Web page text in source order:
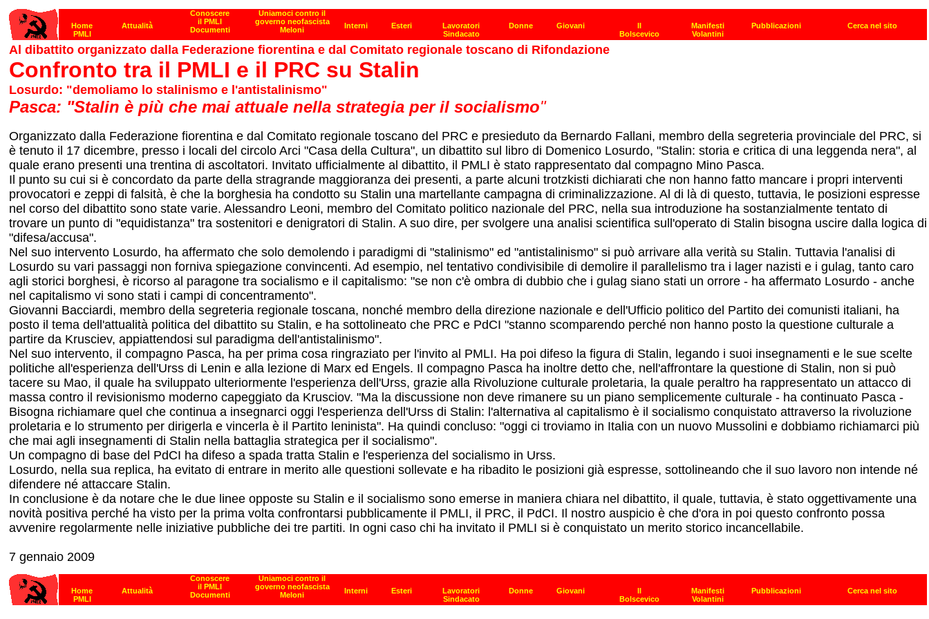
Al dibattito organizzato dalla Federazione fiorentina e dal Comitato regionale toscano di Rifondazione
Confronto tra il PMLI e il PRC su Stalin
Losurdo: "demoliamo lo stalinismo e l'antistalinismo"
Pasca: "Stalin è più che mai attuale nella strategia per il socialismo"
Organizzato dalla Federazione fiorentina e dal Comitato regionale toscano del PRC e presieduto da Bernardo Fallani, membro della segreteria provinciale del PRC, si
è tenuto il 17 dicembre, presso i locali del circolo Arci "Casa della Cultura", un dibattito sul libro di Domenico Losurdo, "Stalin: storia e critica di una leggenda nera", al
quale erano presenti una trentina di ascoltatori. Invitato ufficialmente al dibattito, il PMLI è stato rappresentato dal compagno Mino Pasca.
Il punto su cui si è concordato da parte della stragrande maggioranza dei presenti, a parte alcuni trotzkisti dichiarati che non hanno fatto mancare i propri interventi
provocatori e zeppi di falsità, è che la borghesia ha condotto su Stalin una martellante campagna di criminalizzazione. Al di là di questo, tuttavia, le posizioni espresse
nel corso del dibattito sono state varie. Alessandro Leoni, membro del Comitato politico nazionale del PRC, nella sua introduzione ha sostanzialmente tentato di
trovare un punto di "equidistanza" tra sostenitori e denigratori di Stalin. A suo dire, per svolgere una analisi scientifica sull'operato di Stalin bisogna uscire dalla logica di
"difesa/accusa".
Nel suo intervento Losurdo, ha affermato che solo demolendo i paradigmi di "stalinismo" ed "antistalinismo" si può arrivare alla verità su Stalin. Tuttavia l'analisi di
Losurdo su vari passaggi non forniva spiegazione convincenti. Ad esempio, nel tentativo condivisibile di demolire il parallelismo tra i lager nazisti e i gulag, tanto caro
agli storici borghesi, è ricorso al paragone tra socialismo e il capitalismo: "se non c'è ombra di dubbio che i gulag siano stati un orrore - ha affermato Losurdo - anche
nel capitalismo vi sono stati i campi di concentramento".
Giovanni Bacciardi, membro della segreteria regionale toscana, nonché membro della direzione nazionale e dell'Ufficio politico del Partito dei comunisti italiani, ha
posto il tema dell'attualità politica del dibattito su Stalin, e ha sottolineato che PRC e PdCI "stanno scomparendo perché non hanno posto la questione culturale a
partire da Krusciev, appiattendosi sul paradigma dell'antistalinismo".
Nel suo intervento, il compagno Pasca, ha per prima cosa ringraziato per l'invito al PMLI. Ha poi difeso la figura di Stalin, legando i suoi insegnamenti e le sue scelte
politiche all'esperienza dell'Urss di Lenin e alla lezione di Marx ed Engels. Il compagno Pasca ha inoltre detto che, nell'affrontare la questione di Stalin, non si può
tacere su Mao, il quale ha sviluppato ulteriormente l'esperienza dell'Urss, grazie alla Rivoluzione culturale proletaria, la quale peraltro ha rappresentato un attacco di
massa contro il revisionismo moderno capeggiato da Krusciov. "Ma la discussione non deve rimanere su un piano semplicemente culturale - ha continuato Pasca -
Bisogna richiamare quel che continua a insegnarci oggi l'esperienza dell'Urss di Stalin: l'alternativa al capitalismo è il socialismo conquistato attraverso la rivoluzione
proletaria e lo strumento per dirigerla e vincerla è il Partito leninista". Ha quindi concluso: "oggi ci troviamo in Italia con un nuovo Mussolini e dobbiamo richiamarci più
che mai agli insegnamenti di Stalin nella battaglia strategica per il socialismo".
Un compagno di base del PdCI ha difeso a spada tratta Stalin e l'esperienza del socialismo in Urss.
Losurdo, nella sua replica, ha evitato di entrare in merito alle questioni sollevate e ha ribadito le posizioni già espresse, sottolineando che il suo lavoro non intende né
difendere né attaccare Stalin.
In conclusione è da notare che le due linee opposte su Stalin e il socialismo sono emerse in maniera chiara nel dibattito, il quale, tuttavia, è stato oggettivamente una
novità positiva perché ha visto per la prima volta confrontarsi pubblicamente il PMLI, il PRC, il PdCI. Il nostro auspicio è che d'ora in poi questo confronto possa
avvenire regolarmente nelle iniziative pubbliche dei tre partiti. In ogni caso chi ha invitato il PMLI si è conquistato un merito storico incancellabile.
7 gennaio 2009